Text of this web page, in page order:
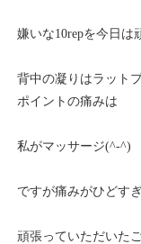
嫌いな10repを今日は
背中の凝りはラット
ポイントの痛みは
私がマッサージ(^-^)
ですが痛みがひどす
頑張っていただいた